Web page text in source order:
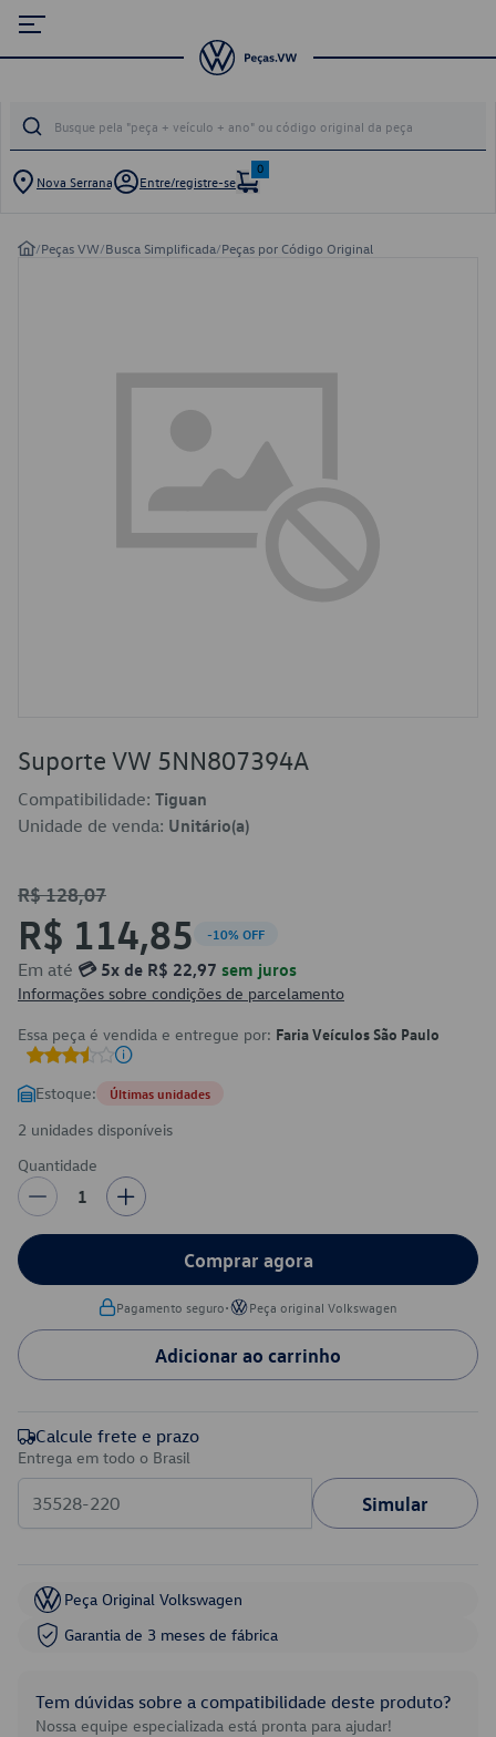
Nova Serrana Entre/registre-se
0
/Peças VW/Busca Simplificada/Peças por Código Original
Suporte VW 5NN807394A
Compatibilidade: Tiguan
Unidade de venda: Unitário(a)
R$ 128,07
R$ 114,85 -10% OFF
Em até 💳 5x de R$ 22,97 sem juros
Informações sobre condições de parcelamento
Essa peça é vendida e entregue por: Faria Veículos São Paulo
Estoque: Últimas unidades
2 unidades disponíveis
Quantidade
1
Comprar agora
Pagamento seguro• Peça original Volkswagen
Adicionar ao carrinho
Calcule frete e prazo
Entrega em todo o Brasil
Simular
Peça Original Volkswagen
Garantia de 3 meses de fábrica
Tem dúvidas sobre a compatibilidade deste produto?
Nossa equipe especializada está pronta para ajudar!